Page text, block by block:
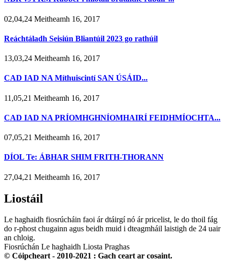
02,04,24 Meitheamh 16, 2017
Reáchtáladh Seisiún Bliantúil 2023 go rathúil
13,03,24 Meitheamh 16, 2017
CAD IAD NA Míthuiscintí SAN ÚSÁID...
11,05,21 Meitheamh 16, 2017
CAD IAD NA PRÍOMHGHNÍOMHAIRÍ FEIDHMÍOCHTA...
07,05,21 Meitheamh 16, 2017
DÍOL Te: ÁBHAR SHIM FRITH-THORANN
27,04,21 Meitheamh 16, 2017
Liostáil
Le haghaidh fiosrúcháin faoi ár dtáirgí nó ár pricelist, le do thoil fág
do r-phost chugainn agus beidh muid i dteagmháil laistigh de 24 uair
an chloig.
Fiosrúchán Le haghaidh Liosta Praghas
© Cóipcheart - 2010-2021 : Gach ceart ar cosaint.